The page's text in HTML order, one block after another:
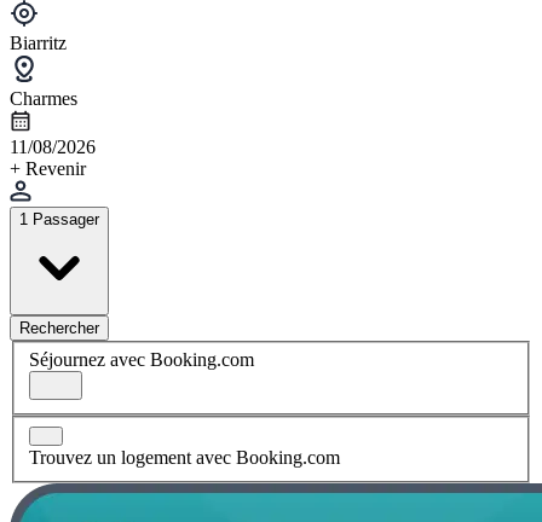
Biarritz
Charmes
11/08/2026
+ Revenir
1 Passager
Rechercher
Séjournez avec Booking.com
Trouvez un logement avec Booking.com